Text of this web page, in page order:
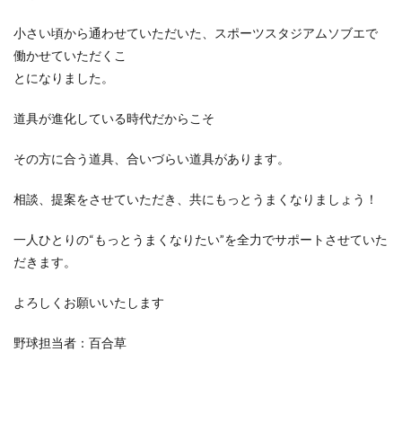
小さい頃から通わせていただいた、スポーツスタジアムソブエで
働かせていただくこ
とになりました。
道具が進化している時代だからこそ
その方に合う道具、合いづらい道具があります。
相談、提案をさせていただき、共にもっとうまくなりましょう！
一人ひとりの“もっとうまくなりたい”を全力でサポートさせていた
だきます。
よろしくお願いいたします
野球担当者：百合草